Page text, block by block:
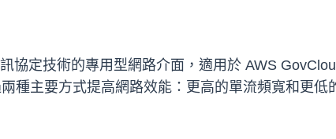
協定技術的專用型網路介面，適用於 AWS
種主要方式提高網路效能：更高的單流頻寬和更低